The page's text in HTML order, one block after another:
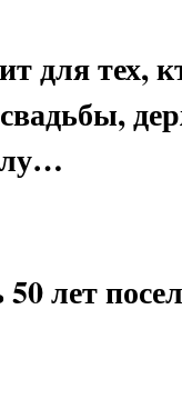
для тех,
лет